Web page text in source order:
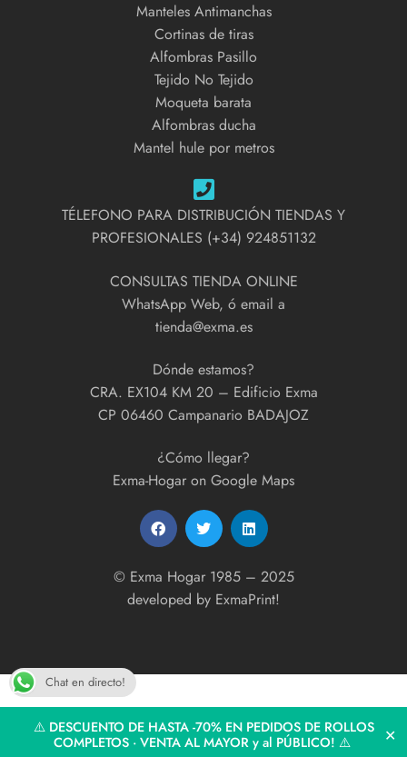
⚠️ DESCUENTO DE HASTA -70% EN PEDIDOS DE ROLLOS
COMPLETOS · VENTA AL MAYOR y al PÚBLICO! ⚠️
✕
Manteles Antimanchas
Cortinas de tiras
Alfombras Pasillo
Tejido No Tejido
Moqueta barata
Alfombras ducha
Mantel hule por metros
TÉLEFONO PARA DISTRIBUCIÓN TIENDAS Y
PROFESIONALES (+34) 924851132
CONSULTAS TIENDA ONLINE
WhatsApp Web, ó email a
tienda@exma.es
Dónde estamos?
CRA. EX104 KM 20 – Edificio Exma
CP 06460 Campanario BADAJOZ
¿Cómo llegar?
Exma-Hogar on Google Maps
© Exma Hogar 1985 – 2025
developed by ExmaPrint!
Chat en directo!